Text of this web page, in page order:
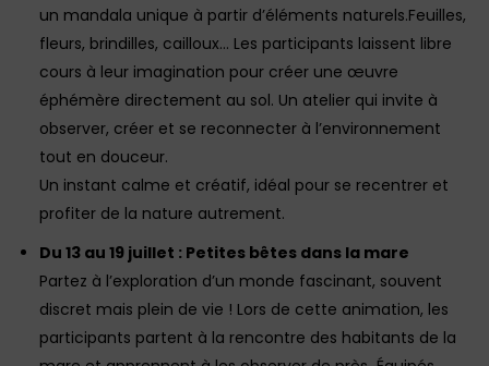
un mandala unique à partir d’éléments naturels.Feuilles,
fleurs, brindilles, cailloux… Les participants laissent libre
cours à leur imagination pour créer une œuvre
éphémère directement au sol. Un atelier qui invite à
observer, créer et se reconnecter à l’environnement
tout en douceur.
Un instant calme et créatif, idéal pour se recentrer et
profiter de la nature autrement.
Du 13 au 19 juillet : Petites bêtes dans la mare
Partez à l’exploration d’un monde fascinant, souvent
discret mais plein de vie ! Lors de cette animation, les
participants partent à la rencontre des habitants de la